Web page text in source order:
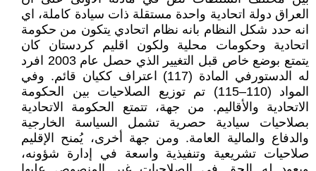
العراق دولة اتحادية واحدة مستقلة ذات سيادة كاملة، اي
انه حدد شكل النظام بانه نظام اتحادي يتكون من حكومة
اتحادية وحكومات محلية ولكون اقليم كردستان كان
يتمتع بوضع خاص قبل التغيير الذي حصل عام 2003 افرد
له الدستورفي المادة (117) اعتراف ككيان قائم. وفي
المواد (110–115) تم توزيع الصلاحيات بين الحكومة
الاتحادية والأقاليم. من جهة، تتمتع الحكومة الاتحادية
بصلاحيات سيادية حصرية تشمل السياسة الخارجية
والدفاع والمالية العامة. ومن جهة أخرى، يُمنح الإقليم
صلاحيات تشريعية وتنفيذية واسعة في إدارة شؤونه،